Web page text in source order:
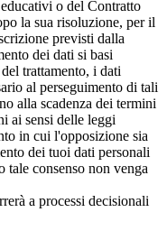
o del Contratto
la sua risoluzione, per il
previsti dalla
dei dati si basi
trattamento, i dati
al perseguimento di tali
alla scadenza dei termini
ai sensi delle leggi
in cui l'opposizione sia
dei tuoi dati personali
tale consenso non venga
a processi decisionali